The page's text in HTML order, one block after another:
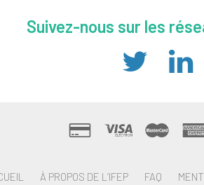
Suivez-nous sur les
À PROPOS DE L’IFEP FAQ